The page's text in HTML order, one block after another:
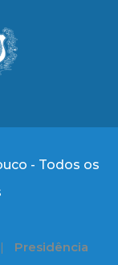
- Todos os
Presidência